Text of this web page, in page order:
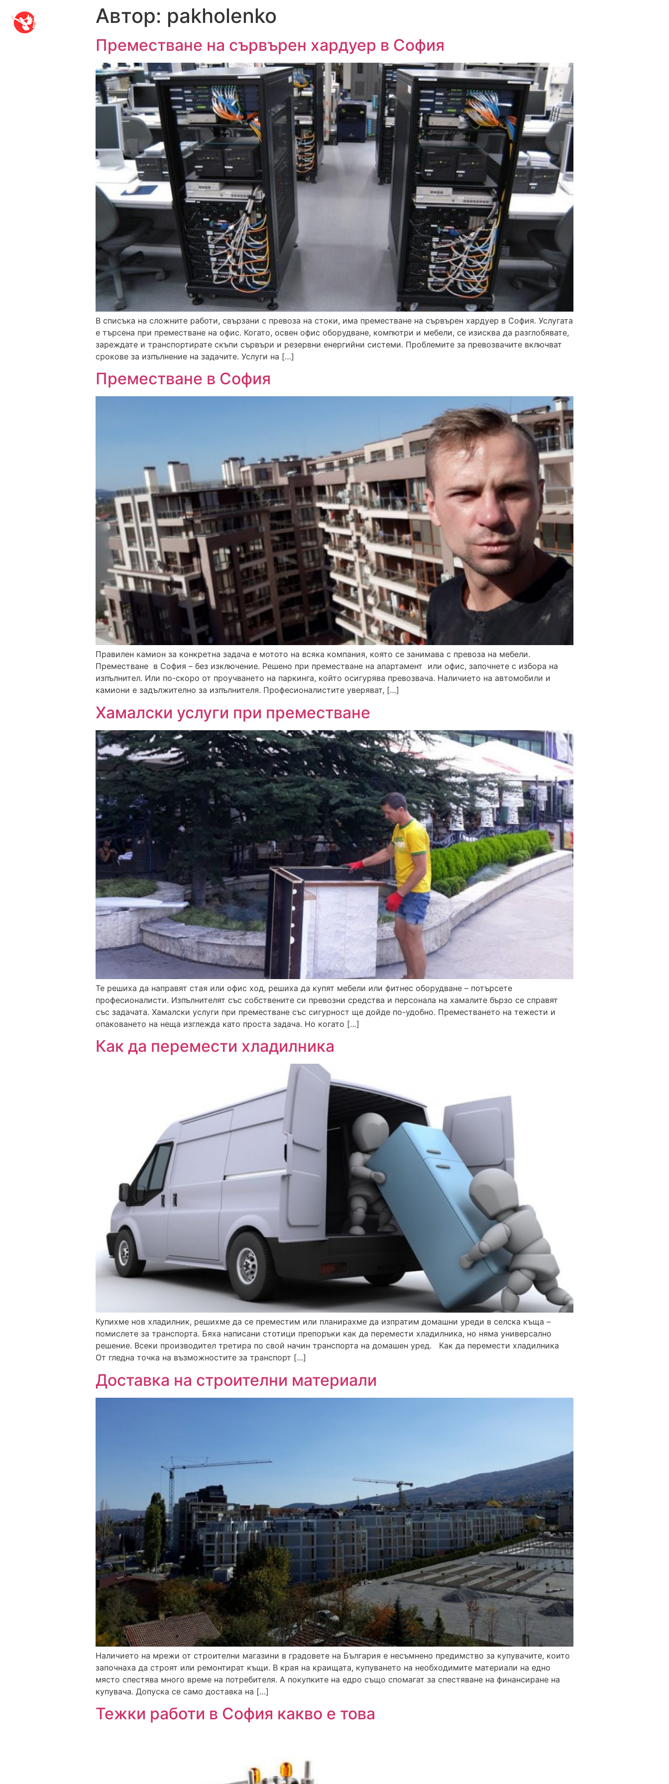
Автор: pakholenko
Преместване на сървърен хардуер в София
В списъка на сложните работи, свързани с превоза на стоки, има преместване на сървърен хардуер в София. Услугата
е търсена при преместване на офис. Когато, освен офис оборудване, компютри и мебели, се изисква да разглобявате,
зареждате и транспортирате скъпи сървъри и резервни енергийни системи. Проблемите за превозвачите включват
срокове за изпълнение на задачите. Услуги на […]
Преместване в София
Правилен камион за конкретна задача е мотото на всяка компания, която се занимава с превоза на мебели.
Преместване в София – без изключение. Решено при преместване на апартамент или офис, започнете с избора на
изпълнител. Или по-скоро от проучването на паркинга, който осигурява превозвача. Наличието на автомобили и
камиони е задължително за изпълнителя. Професионалистите уверяват, […]
Хамалски услуги при преместване
Те решиха да направят стая или офис ход, решиха да купят мебели или фитнес оборудване – потърсете
професионалисти. Изпълнителят със собствените си превозни средства и персонала на хамалите бързо се справят
със задачата. Хамалски услуги при преместване със сигурност ще дойде по-удобно. Преместването на тежести и
опаковането на неща изглежда като проста задача. Но когато […]
Как да перемести хладилника
Купихме нов хладилник, решихме да се преместим или планирахме да изпратим домашни уреди в селска къща –
помислете за транспорта. Бяха написани стотици препоръки как да перемести хладилника, но няма универсално
решение. Всеки производител третира по свой начин транспорта на домашен уред. Как да перемести хладилника
От гледна точка на възможностите за транспорт […]
Доставка на строителни материали
Наличието на мрежи от строителни магазини в градовете на България е несъмнено предимство за купувачите, които
започнаха да строят или ремонтират къщи. В края на краищата, купуването на необходимите материали на едно
място спестява много време на потребителя. А покупките на едро също спомагат за спестяване на финансиране на
купувача. Допуска се само доставка на […]
Тежки работи в София какво е това